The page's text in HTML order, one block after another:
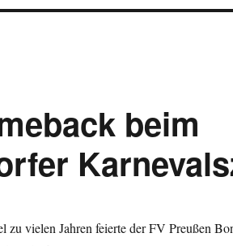
beim
zu vielen Jahren feierte der FV Preußen